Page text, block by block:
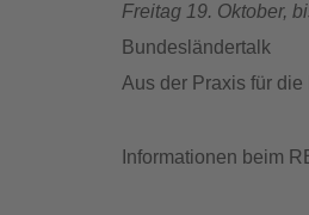
Freitag 19. Oktober,
Bundesländertalk
Aus der Praxis für die
Informationen beim